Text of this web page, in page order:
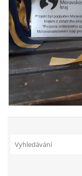
PŘISPĚVEK ČUS
NÁHRADNÍ TERMÍN
NEDOSTAVILI NA
ČLENOVÉ